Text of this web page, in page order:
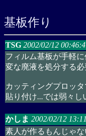
基板作り
TSG 2002/02/12
フィルム基板が手軽
変な廃液を処分する必
カッティングプロッ
貼り付け...では弱々し
かしま 2002/02/12
素人が作るもんじゃ